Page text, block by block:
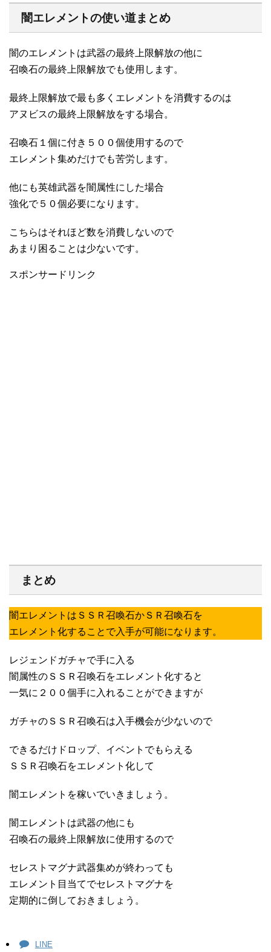
闇エレメントの使い道まとめ
闇のエレメントは武器の最終上限解放の他に
召喚石の最終上限解放でも使用します。
最終上限解放で最も多くエレメントを消費するのは
アヌビスの最終上限解放をする場合。
召喚石１個に付き５００個使用するので
エレメント集めだけでも苦労します。
他にも英雄武器を闇属性にした場合
強化で５０個必要になります。
こちらはそれほど数を消費しないので
あまり困ることは少ないです。
スポンサードリンク
まとめ
闇エレメントはＳＳＲ召喚石かＳＲ召喚石を
エレメント化することで入手が可能になります。
レジェンドガチャで手に入る
闇属性のＳＳＲ召喚石をエレメント化すると
一気に２００個手に入れることができますが
ガチャのＳＳＲ召喚石は入手機会が少ないので
できるだけドロップ、イベントでもらえる
ＳＳＲ召喚石をエレメント化して
闇エレメントを稼いでいきましょう。
闇エレメントは武器の他にも
召喚石の最終上限解放に使用するので
セレストマグナ武器集めが終わっても
エレメント目当てでセレストマグナを
定期的に倒しておきましょう。
LINE